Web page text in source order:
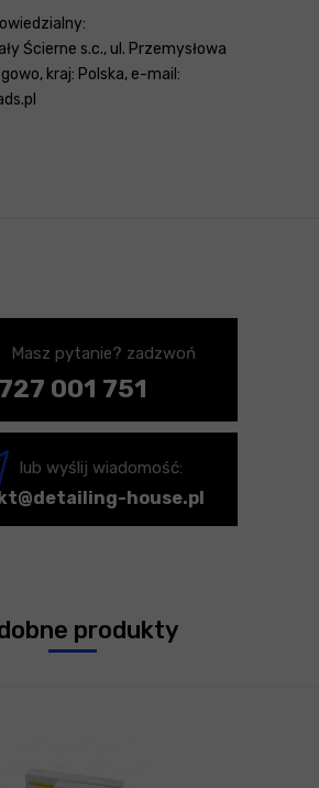
Ścierne s.c., ul. Przemysłowa
kraj: Polska, e-mail:
Masz pytanie? zadzwoń
727 001 751
lub wyślij wiadomość:
house.pl
produkty